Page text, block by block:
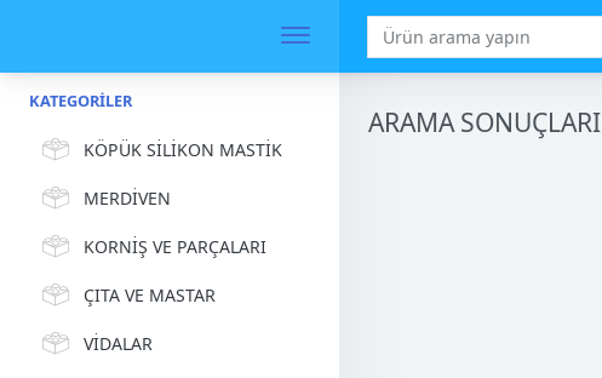
KATEGORILER
KÖPÜK SİLİKON MASTİK
MERDİVEN
KORNİŞ VE PARÇALARI
ÇITA VE MASTAR
VİDALAR
ARAMA SONUÇLARI